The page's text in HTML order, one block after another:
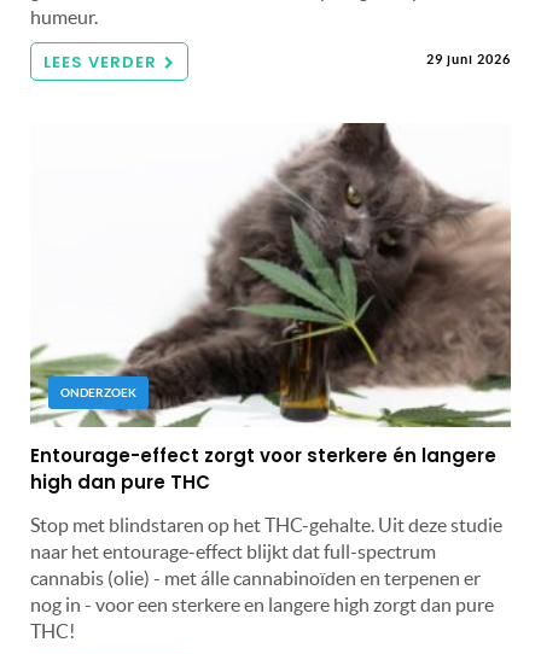
humeur.
LEES VERDER 29 juni 2026
ONDERZOEK
Entourage-effect zorgt voor sterkere én langere
high dan pure THC
Stop met blindstaren op het THC-gehalte. Uit deze studie
naar het entourage-effect blijkt dat full-spectrum
cannabis (olie) - met álle cannabinoïden en terpenen er
nog in - voor een sterkere en langere high zorgt dan pure
THC!